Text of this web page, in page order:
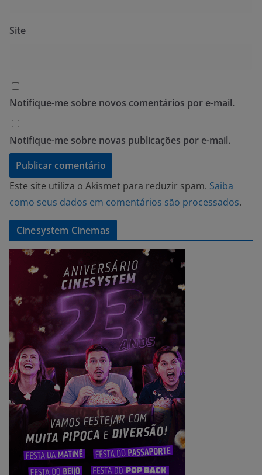
Site
Notifique-me sobre novos comentários por e-mail.
Notifique-me sobre novas publicações por e-mail.
Este site utiliza o Akismet para reduzir spam. Saiba
como seus dados em comentários são processados.
Cinesystem Cinemas